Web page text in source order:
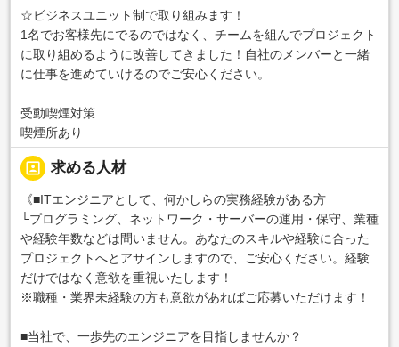
☆ビジネスユニット制で取り組みます！
1名でお客様先にでるのではなく、チームを組んでプロジェクト
に取り組めるように改善してきました！自社のメンバーと一緒
に仕事を進めていけるのでご安心ください。
受動喫煙対策
喫煙所あり
portrait 求める人材
《■ITエンジニアとして、何かしらの実務経験がある方
└プログラミング、ネットワーク・サーバーの運用・保守、業種
や経験年数などは問いません。あなたのスキルや経験に合った
プロジェクトへとアサインしますので、ご安心ください。経験
だけではなく意欲を重視いたします！
※職種・業界未経験の方も意欲があればご応募いただけます！
■当社で、一歩先のエンジニアを目指しませんか？